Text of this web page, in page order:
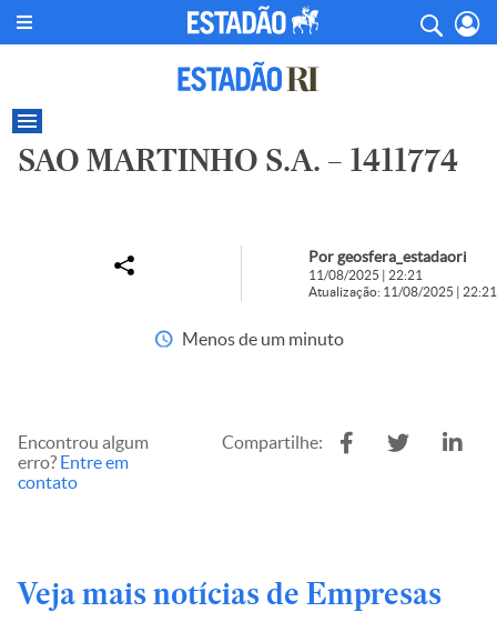
SAO MARTINHO S.A. – 1411774
Por geosfera_estadaori
11/08/2025 | 22:21
Atualização: 11/08/2025 | 22:21
Menos de um minuto
Encontrou algum
erro? Entre em
contato
Compartilhe:
Veja mais notícias de Empresas